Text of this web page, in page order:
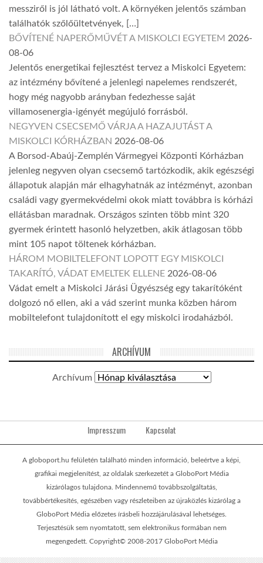
messziről is jól látható volt. A környéken jelentős számban
találhatók szőlőültetvények, […]
BŐVÍTENÉ NAPERŐMŰVÉT A MISKOLCI EGYETEM 2026-
08-06
Jelentős energetikai fejlesztést tervez a Miskolci Egyetem:
az intézmény bővítené a jelenlegi napelemes rendszerét,
hogy még nagyobb arányban fedezhesse saját
villamosenergia-igényét megújuló forrásból.
NEGYVEN CSECSEMŐ VÁRJA A HAZAJUTÁST A
MISKOLCI KÓRHÁZBAN 2026-08-06
A Borsod-Abaúj-Zemplén Vármegyei Központi Kórházban
jelenleg negyven olyan csecsemő tartózkodik, akik egészségi
állapotuk alapján már elhagyhatnák az intézményt, azonban
családi vagy gyermekvédelmi okok miatt továbbra is kórházi
ellátásban maradnak. Országos szinten több mint 320
gyermek érintett hasonló helyzetben, akik átlagosan több
mint 105 napot töltenek kórházban.
HÁROM MOBILTELEFONT LOPOTT EGY MISKOLCI
TAKARÍTÓ, VÁDAT EMELTEK ELLENE 2026-08-06
Vádat emelt a Miskolci Járási Ügyészség egy takarítóként
dolgozó nő ellen, aki a vád szerint munka közben három
mobiltelefont tulajdonított el egy miskolci irodaházból.
ARCHÍVUM
Archívum
Impresszum Kapcsolat
A globoport.hu felületén található minden információ, beleértve a képi,
grafikai megjelenítést, az oldalak szerkezetét a GloboPort Média
kizárólagos tulajdona. Mindennemű továbbszolgáltatás,
továbbértékesítés, egészében vagy részleteiben az újraközlés kizárólag a
GloboPort Média előzetes írásbeli hozzájárulásával lehetséges.
Terjesztésük sem nyomtatott, sem elektronikus formában nem
megengedett. Copyright© 2008-2017 GloboPort Média